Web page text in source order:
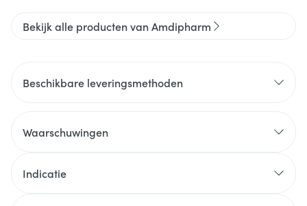
Bekijk alle producten van Amdipharm
Beschikbare leveringsmethoden
Waarschuwingen
Indicatie